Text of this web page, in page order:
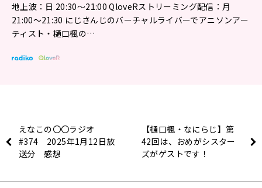
地上波：日 20:30～21:00 QloveRストリーミング配信：月
21:00〜21:30 にじさんじのバーチャルライバーでアニソンアー
ティスト・樋口楓の…
えなこの〇〇ラジオ
#374 2025年1月12日放
送分 感想
【樋口楓・なにらじ】第
42回は、おめがシスター
ズがゲストです！